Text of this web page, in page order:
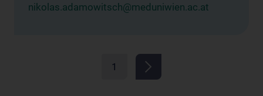
nikolas.adamowitsch@meduniwien.ac.at
1